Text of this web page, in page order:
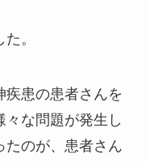
。
疾患の患者さんを
な問題が発生し
たのが、患者さん